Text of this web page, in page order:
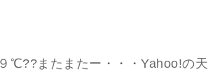
℃??またまたー・・・Yahoo!の